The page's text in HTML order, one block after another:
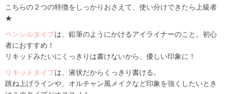
こちらの２つの特徴をしっかりおさえて、使い分けできたら上級者
★
ペンシルタイプは、鉛筆のようにかけるアイライナーのこと。初心
者におすすめ！
リキッドみたいにくっきりは書けないから、優しい印象に！
リキッドタイプは、液状だからくっきり書ける。
跳ね上げラインや、オルチャン風メイクなど印象を強くしたいとき